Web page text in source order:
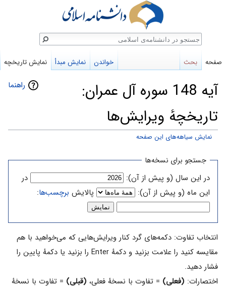
راهنما
آیه 148 سوره آل عمران:
تاریخچهٔ ویرایش‌ها
نمایش سیاهه‌های این صفحه
ناوبری
جستجو
جستجو برای نسخه‌ها
در این سال (و پیش از آن):
در
این ماه (و پیش از آن):
پالایش برچسب‌ها:
انتخاب تفاوت: دکمه‌های گرد کنار ویرایش‌هایی که می‌خواهید با هم
مقایسه کنید را علامت بزنید و دکمهٔ Enter را بزنید یا دکمهٔ پایین را
فشار دهید.
اختصارات: (فعلی) = تفاوت با نسخهٔ فعلی، (قبلی) = تفاوت با نسخهٔ
صفحه بحث خواندن نمایش مبدأ نمایش تاریخچه
جستجو